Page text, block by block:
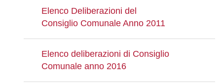
Elenco Deliberazioni del
Consiglio Comunale Anno 2011
Elenco deliberazioni di Consiglio
Comunale anno 2016